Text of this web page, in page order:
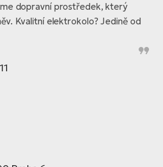
dopravní prostředek, který
Kvalitní elektrokolo? Jedině od